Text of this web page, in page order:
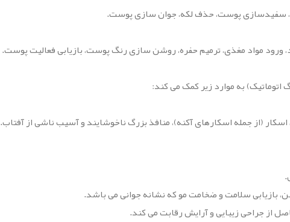
سفیدسازی پوست، حذف لکه، جوان سازی پوست.
ورود مواد مغذی، ترمیم حفره، روشن سازی رنگ پوست، بازیابی فعالیت پوست.
(از جمله اسکارهای آکنه)، منافذ بزرگ ناخوشایند و آسیب ناشی از آفتاب.
سلامت و ضخامت مو که نشانه جوانی می باشد.
از جراحی زیبایی و آرایش رقابت می کند.